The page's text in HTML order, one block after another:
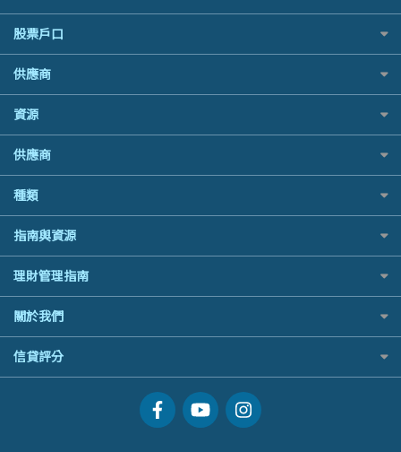
OCBC 華僑銀行
PrimeCredit 安信信貸
Rabbit Credit月兔信貸
Standard Chartered 渣打銀行
UA 亞洲聯合財務
WeLab Bank
WeLend 貸款
X Wallet 貸款
ZA Bank
高獎賞信用卡推薦
AEON
東亞銀行
SIM
定期人壽保險
年金資訊
樓宇火險
韓國旅遊保險及資訊
歐洲旅遊保險及資訊
越南旅遊保險及資訊
長者嘆世界
家庭親子遊
全年周圍飛
手機邊份好
自駕遊比較
相機有得保
最佳滑雪旅遊保險
最適合BB的旅遊保險
AIG 美亞
Allianz 安聯
Allied World 世聯
Avo
中國銀行
Blue Cross 藍十字
中國平安
大新銀行
Generali 忠意
HSBC滙豐銀行
MSIG 三井住友
QBE 昆士蘭
Starr
Zurich 蘇黎世
大新汽車保險
中銀汽車保險
Allianz安聯汽車保險
bolttech保障汽車保險
Zurich蘇黎世汽車保險
QBE昆士蘭汽車保險
股票戶口
富途證券
IB盈透證券
老虎證券
uSMART 盈立證券
華盛証券
長橋證券
漲樂全球通｜華泰國際
OSL
StashAway
Syfe
供應商
富途牛牛好唔好？
Webull微牛證券好唔好？
Longbridge長橋證券好唔好？
老虎證券好唔好？
華盛証券好唔好？
漲樂全球通好唔好？
盈立證券 uSMART 好唔好？
Stashaway好唔好？
Hashkey好唔好？
Syfe好唔好？
資源
股票戶口開戶
證券行邊間好？
港股5隻高息ETF精選
什麼是ETF？
香港30大高息股排行
黃金ETF懶人包
選股策略：五步調查攻略
供應商
銀行戶口比較
尊尚銀行戶口
Citi Plus
中信銀行inMotion
Airwallex銀行
種類
定期存款
港元定存
人民幣定存
美元定存
英鎊定存
澳元定存
指南與資源
理財資訊
識慳識賺
債務管理
投資理財
置業安居
理財管理指南
常用相關詞彙
MoneyHero電子報
所有合作銀行或機構
關於我們
服務承諾
網上支援
信貸評分